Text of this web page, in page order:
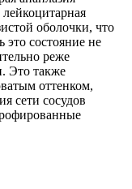
оболочки, что
это состояние не
реже
Это также
оттенком,
сети сосудов